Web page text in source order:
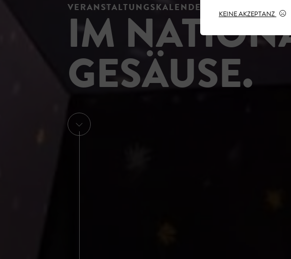
VERANSTALTUNGSKALENDER
IM
GESÄUSE.
KEINE AKZEPTANZ